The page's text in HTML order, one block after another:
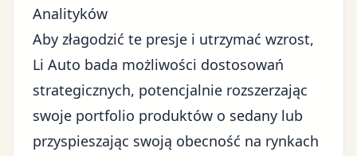
Analityków
Aby złagodzić te presje i utrzymać wzrost,
Li Auto bada możliwości dostosowań
strategicznych, potencjalnie rozszerzając
swoje portfolio produktów o sedany lub
przyspieszając swoją obecność na rynkach